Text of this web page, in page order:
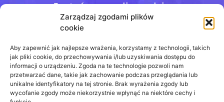
Zarządzaj zgodami plików
cookie
Aby zapewnić jak najlepsze wrażenia, korzystamy z technologii, takich
jak pliki cookie, do przechowywania i/lub uzyskiwania dostępu do
informacji o urządzeniu. Zgoda na te technologie pozwoli nam
przetwarzać dane, takie jak zachowanie podczas przeglądania lub
unikalne identyfikatory na tej stronie. Brak wyrażenia zgody lub
wycofanie zgody może niekorzystnie wpłynąć na niektóre cechy i
Jesteśmy na discordzie
+48 728 484 484
biuro@odpowiedzinasprawdziany.pl